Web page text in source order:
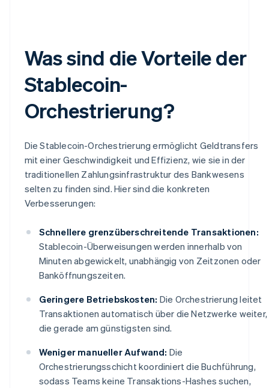
Was sind die Vorteile der
Stablecoin-
Orchestrierung?
Die Stablecoin-Orchestrierung ermöglicht Geldtransfers
mit einer Geschwindigkeit und Effizienz, wie sie in der
traditionellen Zahlungsinfrastruktur des Bankwesens
selten zu finden sind. Hier sind die konkreten
Verbesserungen:
Schnellere grenzüberschreitende Transaktionen:
Stablecoin-Überweisungen werden innerhalb von
Minuten abgewickelt, unabhängig von Zeitzonen oder
Banköffnungszeiten.
Geringere Betriebskosten: Die Orchestrierung leitet
Transaktionen automatisch über die Netzwerke weiter,
die gerade am günstigsten sind.
Weniger manueller Aufwand: Die
Orchestrierungsschicht koordiniert die Buchführung,
sodass Teams keine Transaktions-Hashes suchen,